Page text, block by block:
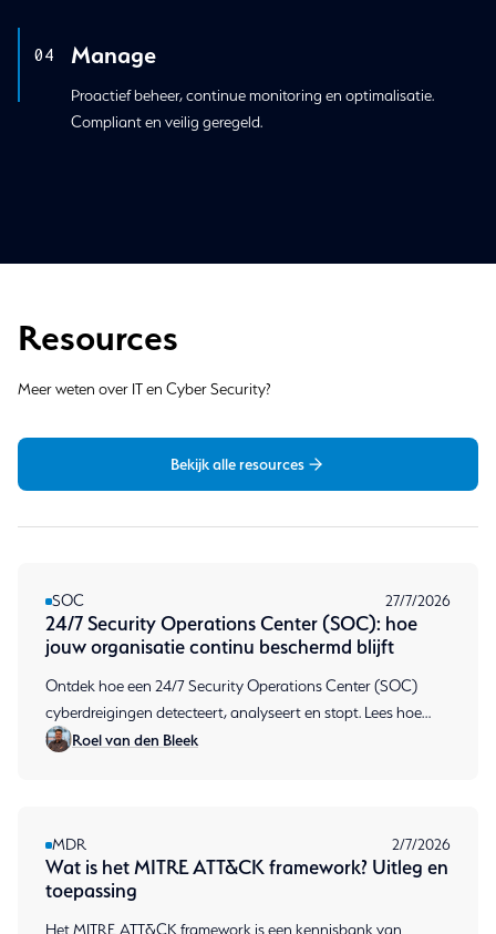
04 Manage
Proactief beheer, continue monitoring en optimalisatie.
Compliant en veilig geregeld.
Resources
Meer weten over IT en Cyber Security?
Bekijk alle resources
SOC 27/7/2026
24/7 Security Operations Center (SOC): hoe
jouw organisatie continu beschermd blijft
Ontdek hoe een 24/7 Security Operations Center (SOC)
cyberdreigingen detecteert, analyseert en stopt. Lees hoe
continue monitoring jouw organisatie beschermt.
Roel van den Bleek
MDR 2/7/2026
Wat is het MITRE ATT&CK framework? Uitleg en
toepassing
Het MITRE ATT&CK framework is een kennisbank van